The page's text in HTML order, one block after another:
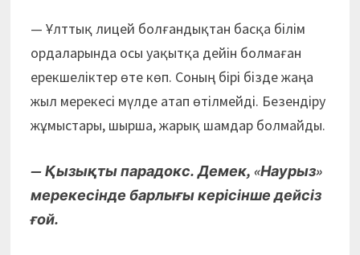
— Ұлттық лицей болғандықтан басқа білім
ордаларында осы уақытқа дейін болмаған
ерекшеліктер өте көп. Соның бірі бізде жаңа
жыл мерекесі мүлде атап өтілмейді. Безендіру
жұмыстары, шырша, жарық шамдар болмайды.
— Қызықты парадокс. Демек, «Наурыз»
мерекесінде барлығы керісінше дейсіз
ғой.